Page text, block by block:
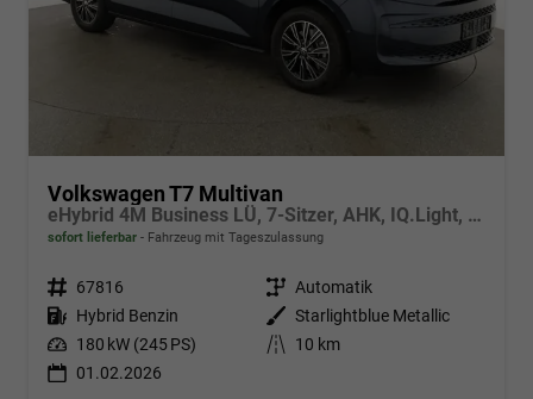
Volkswagen T7 Multivan
eHybrid 4M Business LÜ, 7-Sitzer, AHK, IQ.Light, easyOpen, Navi, 5-J Garantie
sofort lieferbar Fahrzeug mit Tageszulassung
Fahrzeugnr. 67816 Getriebe Automatik
Kraftstoff Hybrid Benzin Außenfarbe Starlightblue Metallic
Leistung 180 kW (245 PS) Kilometerstand
10 km
01.02.2026